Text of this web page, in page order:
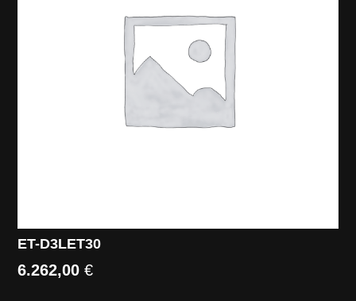
ET-D3LET30
6.262,00€